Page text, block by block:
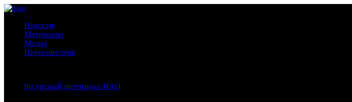
Новости
Материалы
Медиа
Происшествия
Ресурсный потенциал НАО